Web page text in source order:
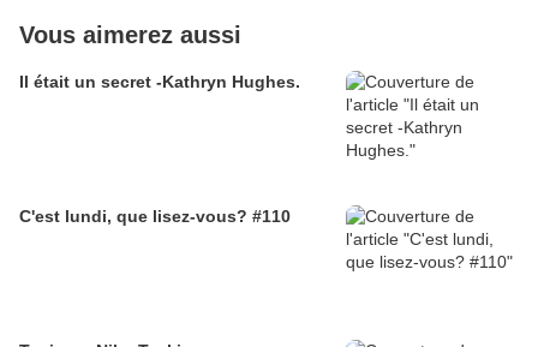
Vous aimerez aussi
Il était un secret -Kathryn Hughes.
C'est lundi, que lisez-vous? #110